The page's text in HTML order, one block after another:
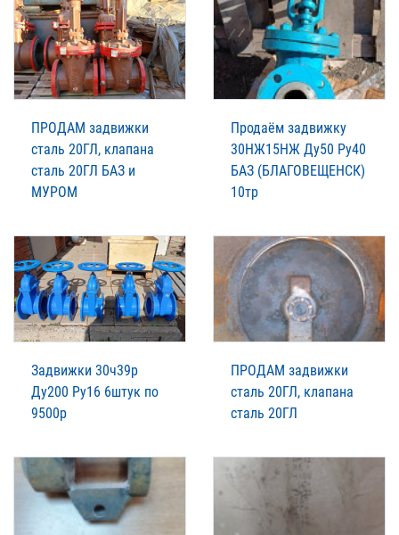
ПРОДАМ задвижки
сталь 20ГЛ, клапана
сталь 20ГЛ БАЗ и
МУРОМ
Пpодаём зaдвижку
30НЖ15НЖ Ду50 Ру40
БАЗ (БЛАГОВЕЩЕНСК)
10тр
Задвижки 30ч39р
Ду200 Ру16 6штук по
9500р
ПРОДАМ задвижки
сталь 20ГЛ, клапана
сталь 20ГЛ